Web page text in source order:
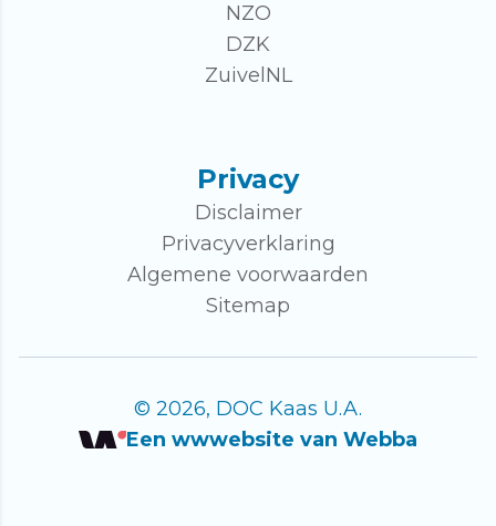
NZO
DZK
ZuivelNL
Privacy
Disclaimer
Privacyverklaring
Algemene voorwaarden
Sitemap
© 2026, DOC Kaas U.A.
Een wwwebsite van Webba